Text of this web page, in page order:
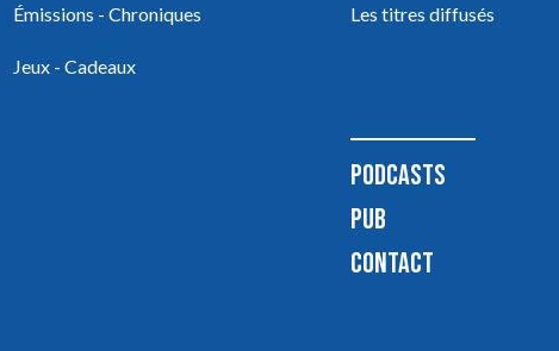
Émissions - Chroniques
Jeux - Cadeaux
Les titres diffusés
PODCASTS
PUB
CONTACT